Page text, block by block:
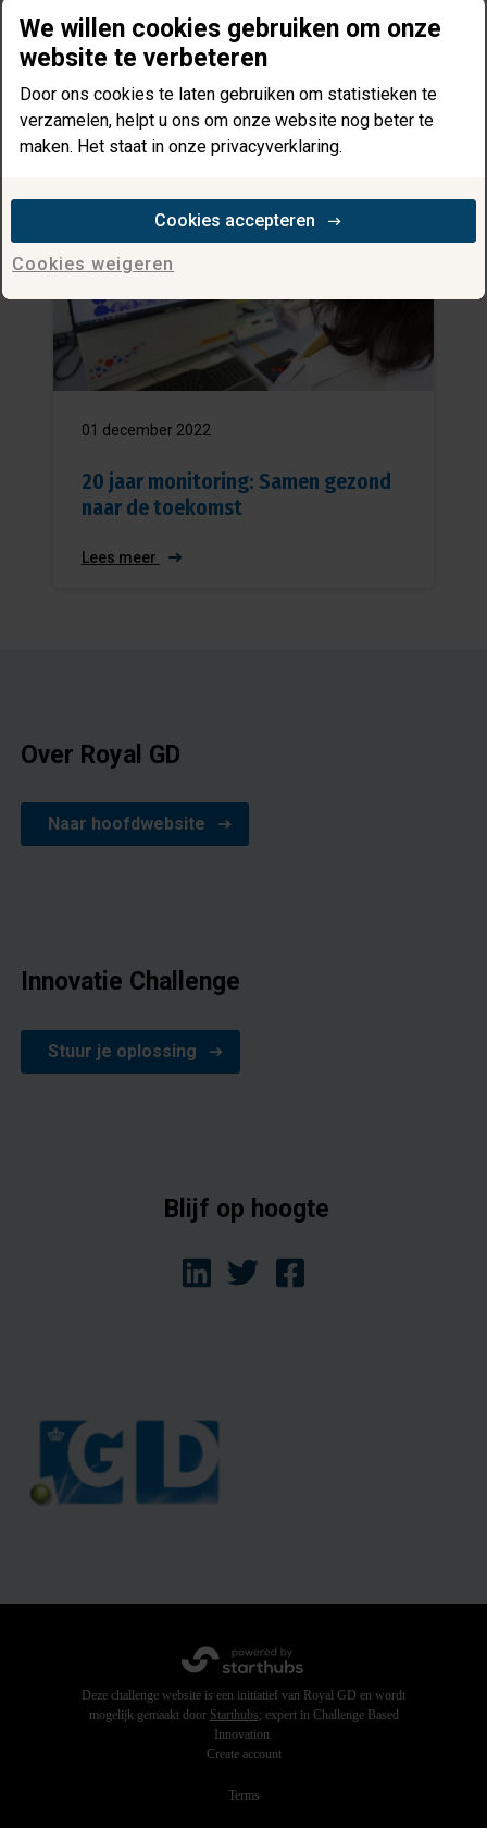
Royal GD zoekt innovatieve
partners challenge
Lees meer
01 december 2022
20 jaar monitoring: Samen gezond
naar de toekomst
Lees meer
Over Royal GD
Naar hoofdwebsite
Innovatie Challenge
Stuur je oplossing
Blijf op hoogte
Deze challenge website is een initiatief van Royal GD en wordt
mogelijk gemaakt door Starthubs; expert in Challenge Based
Innovation.
Create account
Terms
We willen cookies gebruiken om onze
website te verbeteren
Door ons cookies te laten gebruiken om statistieken te
verzamelen, helpt u ons om onze website nog beter te
maken. Het staat in onze privacyverklaring.
Cookies accepteren
Cookies weigeren